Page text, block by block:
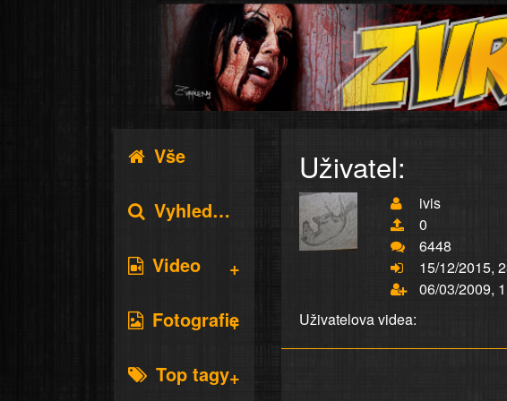
Vše
Vyhledávání
Video
Fotografie
Top tagy
Uživatel:
ivis
0
6448
15/12/2015,
06/03/2009,
Uživatelova videa: